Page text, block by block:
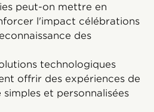
peut-on mettre en
l'impact célébrations
des
technologiques
offrir des expériences de
simples et personnalisées